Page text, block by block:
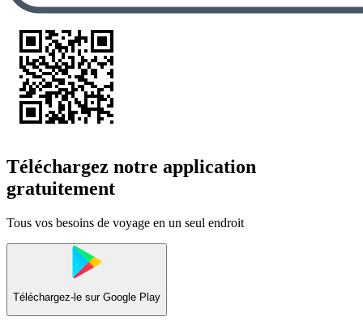
Téléchargez notre application
gratuitement
Tous vos besoins de voyage en un seul endroit
Téléchargez-le sur Google Play